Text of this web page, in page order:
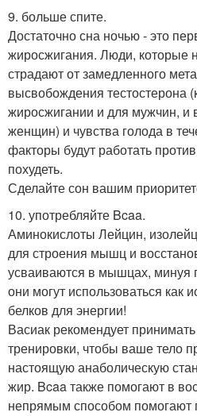
9. больше спите.
Достаточно сна ночью - это
жиросжигания. Люди, которые
страдают от замедленного
высвобождения тестостерона
жиросжигании и для мужчин, и
женщин) и чувства голода в
факторы будут работать
похудеть.
Сделайте сон вашим
10. употребляйте Bcaa.
Аминокислоты Лейцин,
для строения мышц и
усваиваются в мышцах, минуя
они могут использоваться как
белков для энергии!
Васиак рекомендует
тренировки, чтобы ваше тело
настоящую анаболическую
жир. Bcaa также помогают в
непрямым способом помогают